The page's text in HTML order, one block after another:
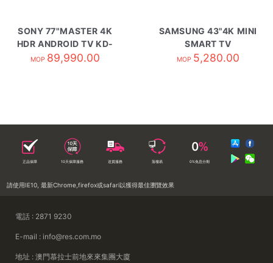
SONY 77"MASTER 4K
HDR ANDROID TV KD-
77A9G
MOP 89,990.00
SAMSUNG 43"4K MINI
SMART TV
UA43M70HAJXZK
MOP 5,280.00
正品保障 10天保障服務 送貨服務 落樓易 0%免息分期
請使用IE10, 最新Chrome,firefox或safari以獲得最佳瀏覽效果
電話 : 2871 9230
E-mail : info@res.com.mo
地址 : 澳門慕拉士前地來來集團大廈